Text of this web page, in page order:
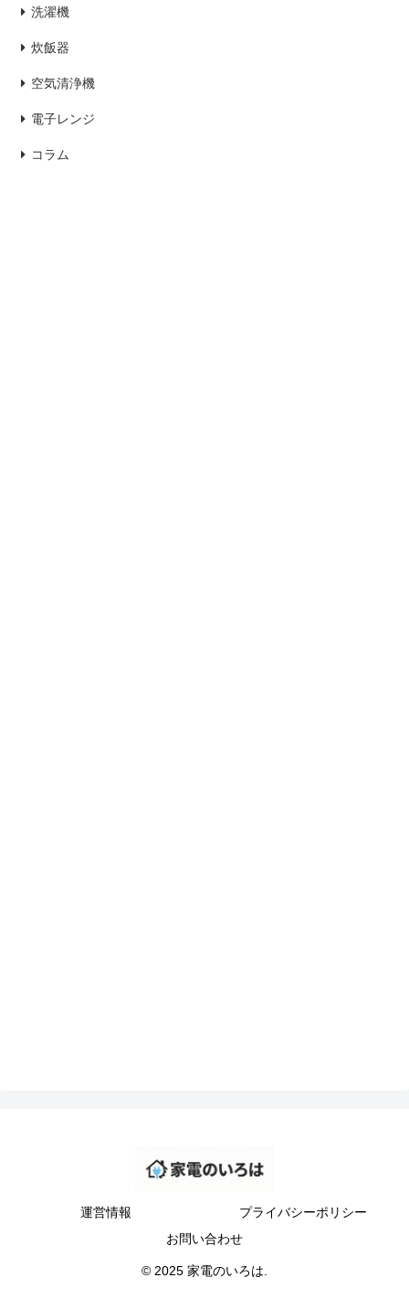
洗濯機
炊飯器
空気清浄機
電子レンジ
コラム
運営情報
プライバシーポリシー
お問い合わせ
© 2025 家電のいろは.